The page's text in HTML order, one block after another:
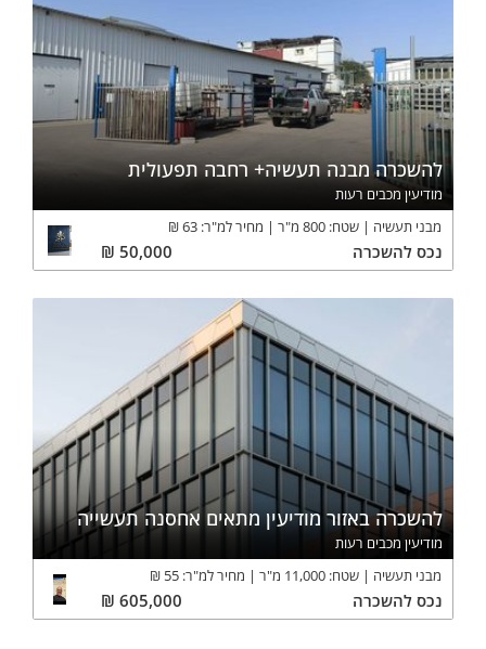
להשכרה מבנה תעשיה+ רחבה תפעולית
מודיעין מכבים רעות
מבני תעשיה
שטח: 800 מ"ר מחיר למ"ר: 63
₪
נכס להשכרה 50,000
₪
להשכרה באזור מודיעין מתאים אחסנה תעשייה
מודיעין מכבים רעות
מבני תעשיה
שטח: 11,000 מ"ר מחיר למ"ר: 55
₪
נכס להשכרה 605,000
₪